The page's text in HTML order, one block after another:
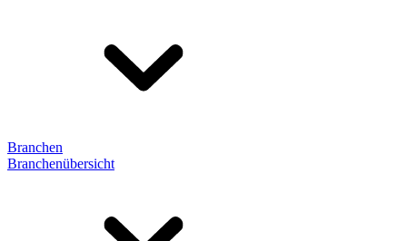
Branchen
Branchenübersicht